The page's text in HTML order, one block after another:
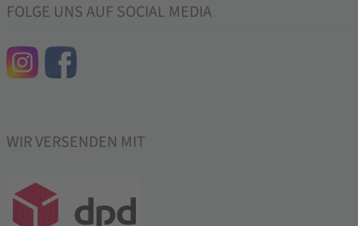
FOLGE UNS AUF SOCIAL MEDIA
WIR VERSENDEN MIT